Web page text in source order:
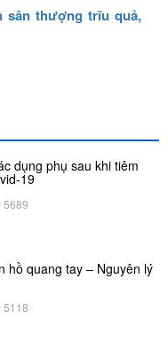
sân thượng trĩu quả,
dụng phụ sau khi tiêm
19
5689
hồ quang tay – Nguyên lý
5118